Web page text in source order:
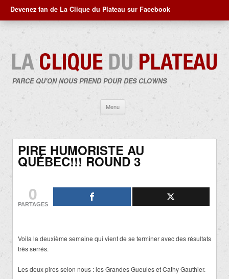
Devenez fan de La Clique du Plateau sur Facebook
PARCE QU'ON NOUS PREND POUR DES CLOWNS
Menu
contenu
PIRE HUMORISTE AU
QUÉBEC!!! ROUND 3
0
PARTAGES
Voila la deuxième semaine qui vient de se terminer avec des résultats
très serrés.
Les deux pires selon nous : les Grandes Gueules et Cathy Gauthier.